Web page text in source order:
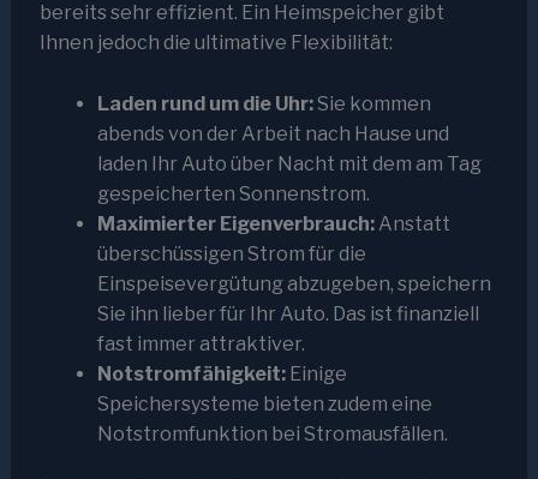
bereits sehr effizient. Ein Heimspeicher gibt
Ihnen jedoch die ultimative Flexibilität:
Laden rund um die Uhr:Sie kommen
abends von der Arbeit nach Hause und
laden Ihr Auto über Nacht mit dem am Tag
gespeicherten Sonnenstrom.
Maximierter Eigenverbrauch:Anstatt
überschüssigen Strom für die
Einspeisevergütung abzugeben, speichern
Sie ihn lieber für Ihr Auto. Das ist finanziell
fast immer attraktiver.
Notstromfähigkeit:Einige
Speichersysteme bieten zudem eine
Notstromfunktion bei Stromausfällen.